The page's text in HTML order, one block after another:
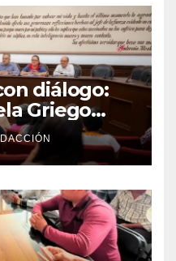
diálogo:
Griego
obras y
del